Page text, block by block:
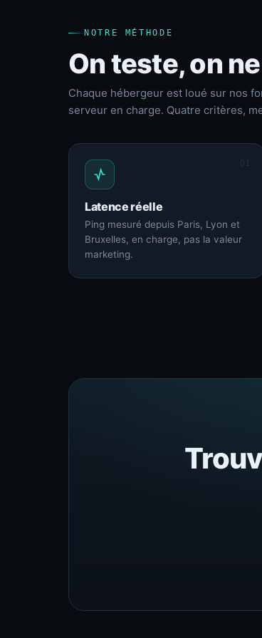
NOTRE MÉTHODE
On teste, on
Chaque hébergeur est loué sur nos
serveur en charge. Quatre critères,
01
Latence réelle
Ping mesuré depuis Paris, Lyon et
Bruxelles, en charge, pas la valeur
marketing.